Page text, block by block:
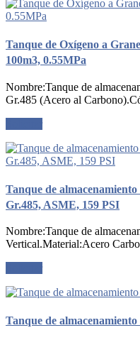
Tanque de Oxígeno a
100m3, 0.55MPa
Nombre:Tanque de
Gr.485 (Acero al
Tanque de
Gr.485, ASME, 159 PSI
Nombre:Tanque de
Vertical.Material:Acero
Tanque de